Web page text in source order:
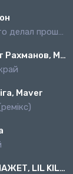
Я знаю что делал прошлым летом
Хасбулат Рахманов, MAGAS
Maver
МОЖЕТМАЖЕТ, LIL KILAH